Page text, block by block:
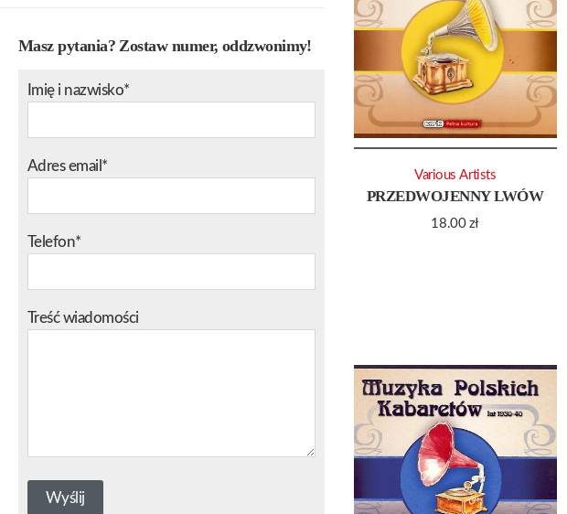
PRZEDWOJENNY LWÓW
18.00 zł
Various Artists
Masz pytania? Zostaw numer, oddzwonimy!
Imię i nazwisko*
Adres email*
Telefon*
Treść wiadomości